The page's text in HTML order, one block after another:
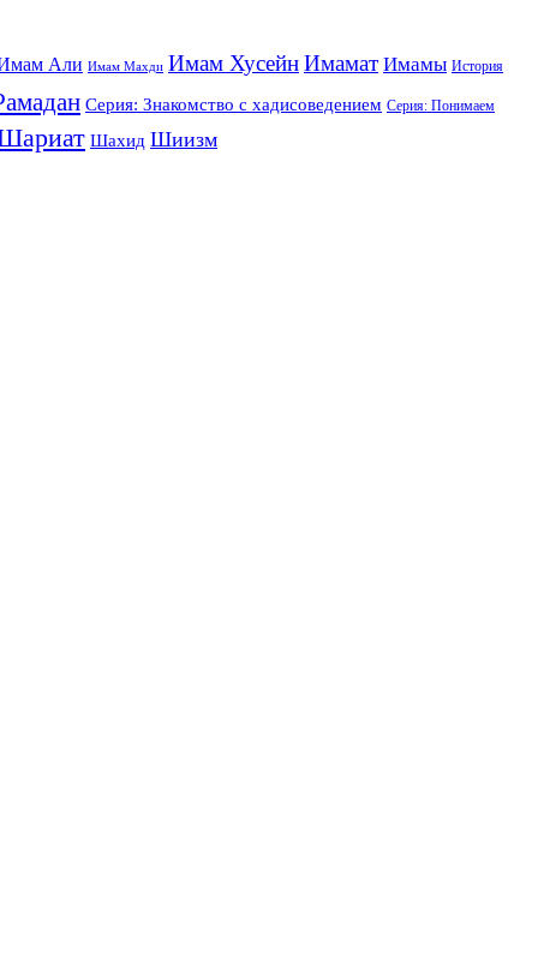
Али Имам Махди Имам ХусейнИмамат Имамы История
Серия: Знакомство с хадисоведением Серия: Понимаем
Шахид Шиизм